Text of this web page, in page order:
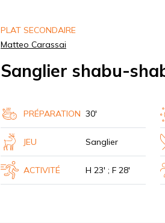
PLAT SECONDAIRE
Matteo Carassai
Sanglier shabu-
PRÉPARATION 30'
JEU Sanglier
ACTIVITÉ H 23' ; F 28'